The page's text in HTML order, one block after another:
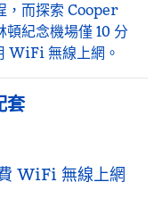
，而探索 Cooper
紀念機場僅 10 分
WiFi 無線上網。
套
WiFi 無線上網